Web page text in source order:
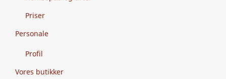
Priser
Personale
Profil
Vores butikker